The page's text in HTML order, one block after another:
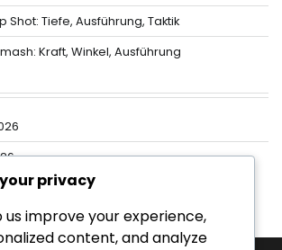
Shot: Tiefe, Ausführung, Taktik
Kraft, Winkel, Ausführung
privacy
us improve your experience,
content, and analyze